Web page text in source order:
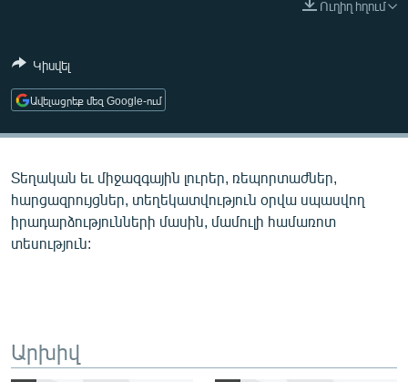
ՄԵԿՆԱԲԱՆՈՒԹՅՈՒՆ
ԿՈՐՈՆԱՎԻՐՈՒՍ
ԱՐԽԻՎ
ՏԵՍԱՆՅՈՒԹԵՐ
ՓՈԴՔԱՍԹ
Ուղիղ հղում
Կիսվել
Ավելացրեք մեզ Google-ում
Տեղական եւ միջազգային լուրեր, ռեպորտաժներ,
հարցազրույցներ, տեղեկատվություն օրվա սպասվող
իրադարձությունների մասին, մամուլի համառոտ
տեսություն:
Արխիվ